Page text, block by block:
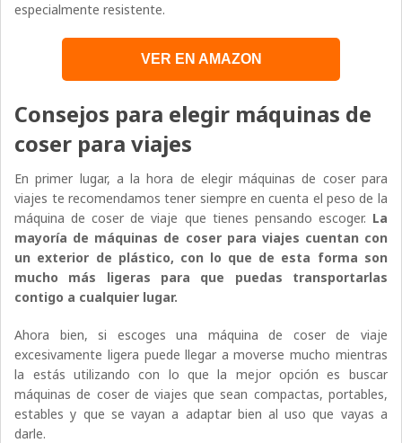
especialmente resistente.
VER EN AMAZON
Consejos para elegir máquinas de
coser para viajes
En primer lugar, a la hora de elegir máquinas de coser para
viajes te recomendamos tener siempre en cuenta el peso de la
máquina de coser de viaje que tienes pensando escoger. La
mayoría de máquinas de coser para viajes cuentan con
un exterior de plástico, con lo que de esta forma son
mucho más ligeras para que puedas transportarlas
contigo a cualquier lugar.
Ahora bien, si escoges una máquina de coser de viaje
excesivamente ligera puede llegar a moverse mucho mientras
la estás utilizando con lo que la mejor opción es buscar
máquinas de coser de viajes que sean compactas, portables,
estables y que se vayan a adaptar bien al uso que vayas a
darle.